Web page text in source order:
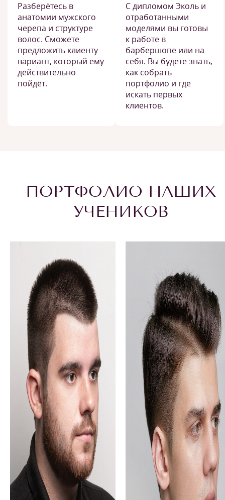
Разберётесь в
анатомии мужского
черепа и структуре
волос. Сможете
предложить клиенту
вариант, который ему
действительно
пойдёт.
С дипломом Эколь и
отработанными
моделями вы готовы
к работе в
барбершопе или на
себя. Вы будете знать,
как собрать
портфолио и где
искать первых
клиентов.
ПОРТФОЛИО НАШИХ
УЧЕНИКОВ